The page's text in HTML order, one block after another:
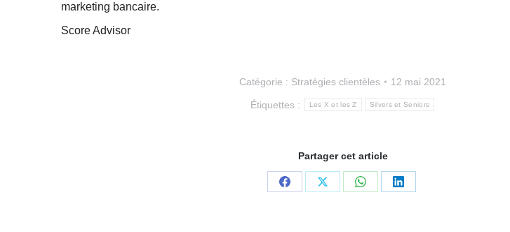
marketing bancaire.
Score Advisor
Catégorie : Stratégies clientèles 12 mai 2021
Étiquettes : Les X et les Z Silvers et Seniors
Partager cet article
PartagerPartagerPartagerPartager